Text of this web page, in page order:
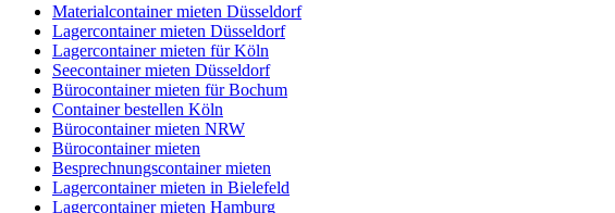
Materialcontainer mieten Düsseldorf
Lagercontainer mieten Düsseldorf
Lagercontainer mieten für Köln
Seecontainer mieten Düsseldorf
Bürocontainer mieten für Bochum
Container bestellen Köln
Bürocontainer mieten NRW
Bürocontainer mieten
Besprechnungscontainer mieten
Lagercontainer mieten in Bielefeld
Lagercontainer mieten Hamburg